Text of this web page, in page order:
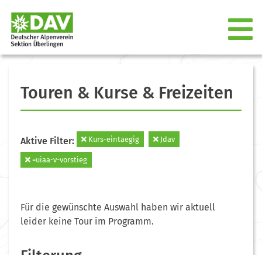
Touren & Kurse & Freizeiten
Aktive Filter: Kurs-eintaegig Jdav
=uiaa-v-vorstieg
Für die gewünschte Auswahl haben wir aktuell
leider keine Tour im Programm.